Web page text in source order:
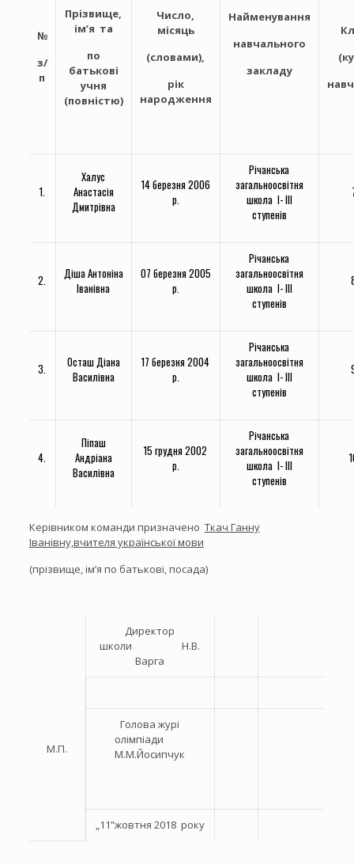
№
з/
п
Прізвище,
ім’я та
по
батькові
учня
(повністю)
Число,
місяць
(словами),
рік
народження
Найменування
навчального
закладу
1.
Халус
Анастасія
Дмитрівна
14 березня 2006
р.
Річанська
загальноосвітня
школа І- ІІІ
ступенів
2.
Діша Антоніна
Іванівна
07 березня 2005
р.
Річанська
загальноосвітня
школа І- ІІІ
ступенів
3.
Осташ Діана
Василівна
17 березня 2004
р.
Річанська
загальноосвітня
школа І- ІІІ
ступенів
4.
Піпаш
Андріана
Василівна
15 грудня 2002
р.
Річанська
загальноосвітня
школа І- ІІІ
ступенів
Керівником команди призначено Ткач Ганну
Іванівну,вчителя української мови
(прізвище, ім’я по батькові, посада)
М.П.
Директор
школи Н.В.
Варга
Голова журі
олімпіади
М.М.Йосипчук
„11”жовтня 2018 року